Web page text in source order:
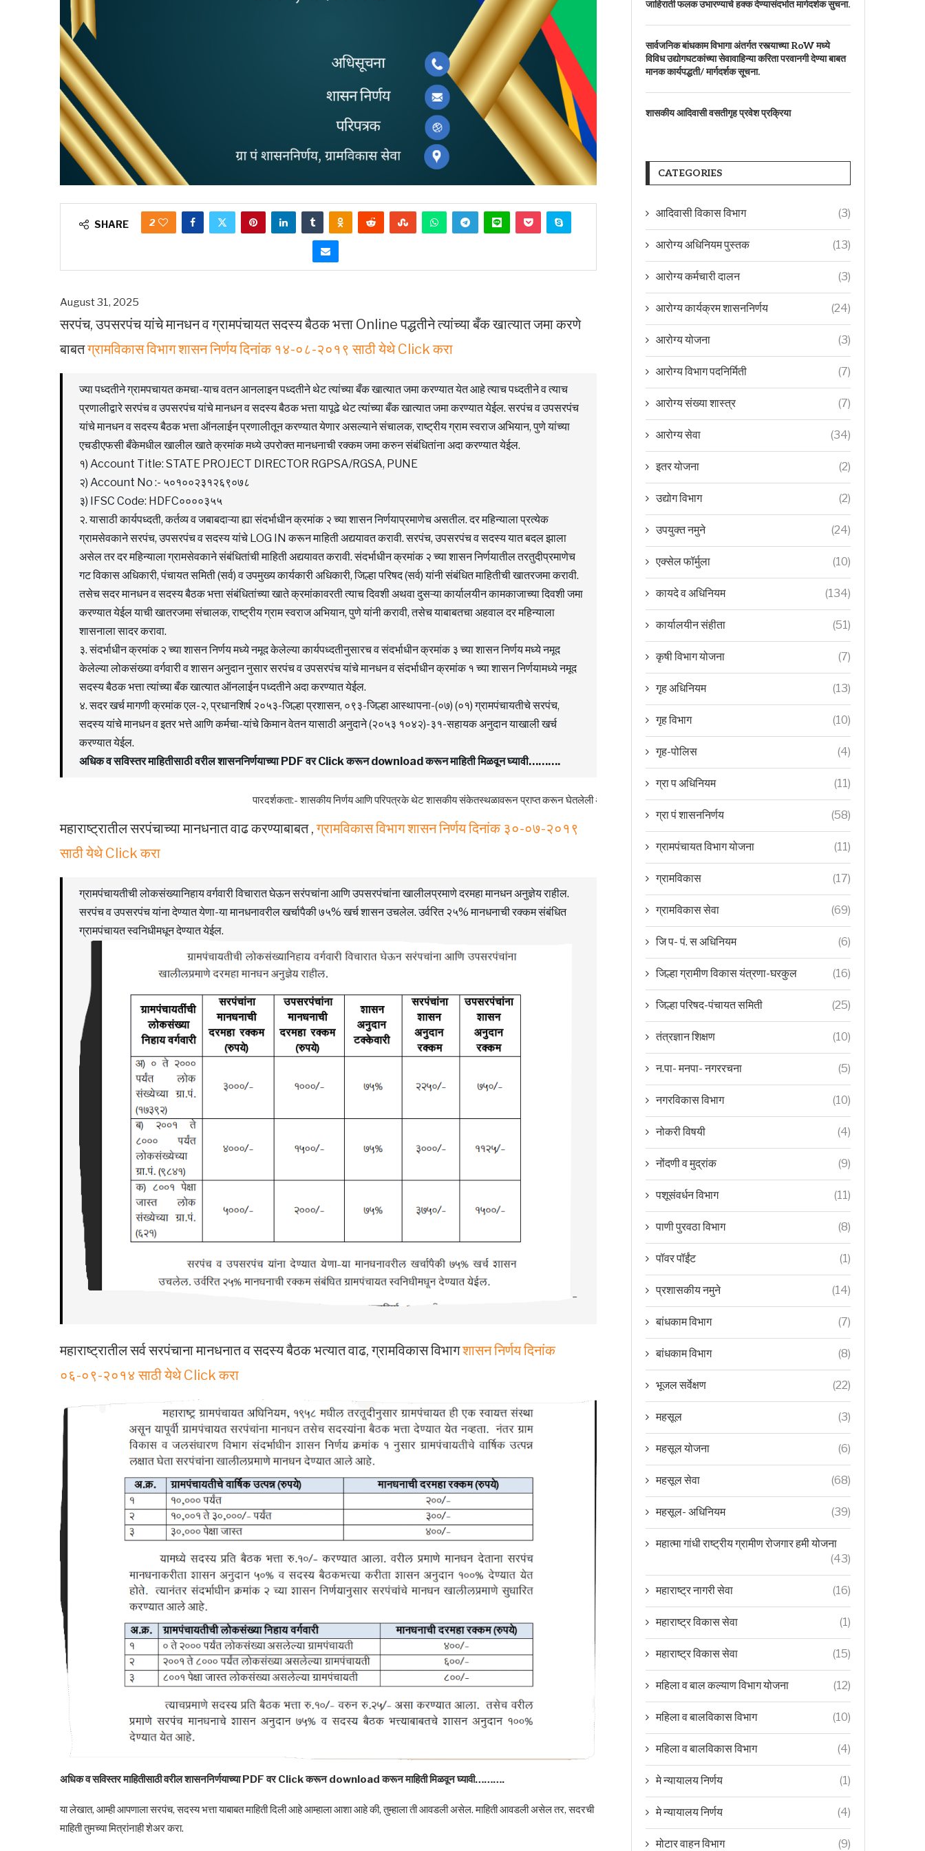
SHARE 2
August 31, 2025
सरपंच, उपसरपंच यांचे मानधन व ग्रामपंचायत सदस्य बैठक भत्ता Online पद्धतीने त्यांच्या बँक खात्यात जमा करणे
बाबतग्रामविकास विभाग शासन निर्णय दिनांक १४-०८-२०१९ साठी येथे Click करा
ज्या पध्दतीने ग्रामपचायत कमचा-याच वतन आनलाइन पध्दतीने थेट त्यांच्या बँक खात्यात जमा करण्यात येत आहे त्याच पध्दतीने व त्याच
प्रणालीद्वारे सरपंच व उपसरपंच यांचे मानधन व सदस्य बैठक भत्ता यापूढे थेट त्यांच्या बँक खात्यात जमा करण्यात येईल. सरपंच व उपसरपंच
यांचे मानधन व सदस्य बैठक भत्ता ऑनलाईन प्रणालीतून करण्यात येणार असल्याने संचालक, राष्ट्रीय ग्राम स्वराज अभियान, पुणे यांच्या
एचडीएफसी बँकेमधील खालील खाते क्रमांक मध्ये उपरोक्त मानधनाची रक्कम जमा करुन संबंधितांना अदा करण्यात येईल.
१) Account Title: STATE PROJECT DIRECTOR RGPSA/RGSA, PUNE
२) Account No :- ५०१००२३१२६९०७८
३) IFSC Code: HDFC००००३५५
२. यासाठी कार्यपध्दती, कर्तव्य व जबाबदाऱ्या ह्या संदर्भाधीन क्रमांक २ च्या शासन निर्णयाप्रमाणेच असतील. दर महिन्याला प्रत्येक
ग्रामसेवकाने सरपंच, उपसरपंच व सदस्य यांचे LOG IN करून माहिती अद्ययावत करावी. सरपंच, उपसरपंच व सदस्य यात बदल झाला
असेल तर दर महिन्याला ग्रामसेवकाने संबंधितांची माहिती अद्ययावत करावी. संदर्भाधीन क्रमांक २ च्या शासन निर्णयातील तरतुदीप्रमाणेच
गट विकास अधिकारी, पंचायत समिती (सर्व) व उपमुख्य कार्यकारी अधिकारी, जिल्हा परिषद (सर्व) यांनी संबंधित माहितीची खातरजमा करावी.
तसेच सदर मानधन व सदस्य बैठक भत्ता संबंधितांच्या खाते क्रमांकावरती त्याच दिवशी अथवा दुसऱ्या कार्यालयीन कामकाजाच्या दिवशी जमा
करण्यात येईल याची खातरजमा संचालक, राष्ट्रीय ग्राम स्वराज अभियान, पुणे यांनी करावी, तसेच याबाबतचा अहवाल दर महिन्याला
शासनाला सादर करावा.
३. संदर्भाधीन क्रमांक २ च्या शासन निर्णय मध्ये नमूद केलेल्या कार्यपध्दतीनुसारच व संदर्भाधीन क्रमांक ३ च्या शासन निर्णय मध्ये नमूद
केलेल्या लोकसंख्या वर्गवारी व शासन अनुदान नुसार सरपंच व उपसरपंच यांचे मानधन व संदर्भाधीन क्रमांक १ च्या शासन निर्णयामध्ये नमूद
सदस्य बैठक भत्ता त्यांच्या बँक खात्यात ऑनलाईन पध्दतीने अदा करण्यात येईल.
४. सदर खर्च मागणी क्रमांक एल-२, प्रधानशिर्ष २०५३-जिल्हा प्रशासन, ०९३-जिल्हा आस्थापना-(०७) (०१) ग्रामपंचायतीचे सरपंच,
सदस्य यांचे मानधन व इतर भत्ते आणि कर्मचा-यांचे किमान वेतन यासाठी अनुदाने (२०५३ १०४२)-३१-सहायक अनुदान याखाली खर्च
करण्यात येईल.
अधिक व सविस्तर माहितीसाठी वरील शासननिर्णयाच्या PDF वर Click करून download करून माहिती मिळवून घ्यावी……….
पारदर्शकता:- शासकीय निर्णय आणि परिपत्रके थेट शासकीय संकेतस्थळावरून प्राप्त करून घेतलेली असल्याने त्यात कोणताही बदल केलेला नाही असे वेबसाइट स्पष्टपणे नमूद करते. तसेच ह्या संकेतस्थळाचा कोणताही
महाराष्ट्रातील सरपंचाच्या मानधनात वाढ करण्याबाबत ,ग्रामविकास विभाग शासन निर्णय दिनांक ३०-०७-२०१९
साठी येथे Click करा
ग्रामपंचायतीची लोकसंख्यानिहाय वर्गवारी विचारात घेऊन सरंपचांना आणि उपसरपंचांना खालीलप्रमाणे दरमहा मानधन अनुज्ञेय राहील.
सरपंच व उपसरपंच यांना देण्यात येणा-या मानधनावरील खर्चापैकी ७५% खर्च शासन उचलेल. उर्वरित २५% मानधनाची रक्कम संबंधित
ग्रामपंचायत स्वनिधीमधून देण्यात येईल.
महाराष्ट्रातील सर्व सरपंचाना मानधनात व सदस्य बैठक भत्यात वाढ, ग्रामविकास विभागशासन निर्णय दिनांक
०६-०९-२०१४ साठी येथे Click करा
अधिक व सविस्तर माहितीसाठी वरील शासननिर्णयाच्या PDF वर Click करून download करून माहिती मिळवून घ्यावी……….
या लेखात, आम्ही आपणाला सरपंच, सदस्य भत्ता याबाबत माहिती दिली आहे आम्हाला आशा आहे की, तुम्हाला ती आवडली असेल. माहिती आवडली असेल तर, सदरची
माहिती तुमच्या मित्रांनाही शेअर करा.
जाहिराती फलक उभारण्याचे हक्क देण्यासंदर्भात मार्गदर्शक सुचना.
सार्वजनिक बांधकाम विभागा अंतर्गत रस्त्याच्या RoW मध्ये
विविध उद्योगघटकांच्या सेवावाहिन्या करिता परवानगी देण्या बाबत
मानक कार्यपद्धती/ मार्गदर्शक सूचना.
शासकीय आदिवासी वसतीगृह प्रवेश प्रक्रिया
CATEGORIES
आदिवासी विकास विभाग (3)
आरोग्य अधिनियम पुस्तक (13)
आरोग्य कर्मचारी दालन (3)
आरोग्य कार्यक्रम शासननिर्णय (24)
आरोग्य योजना (3)
आरोग्य विभाग पदनिर्मिती (7)
आरोग्य संख्या शास्त्र (7)
आरोग्य सेवा (34)
इतर योजना (2)
उद्योग विभाग (2)
उपयुक्त नमुने (24)
एक्सेल फॉर्मुला (10)
कायदे व अधिनियम (134)
कार्यालयीन संहीता (51)
कृषी विभाग योजना (7)
गृह अधिनियम (13)
गृह विभाग (10)
गृह-पोलिस (4)
ग्रा प अधिनियम (11)
ग्रा पं शासननिर्णय (58)
ग्रामपंचायत विभाग योजना (11)
ग्रामविकास (17)
ग्रामविकास सेवा (69)
जि प- पं. स अधिनियम (6)
जिल्हा ग्रामीण विकास यंत्रणा-घरकुल (16)
जिल्हा परिषद-पंचायत समिती (25)
तंत्रज्ञान शिक्षण (10)
न.पा- मनपा- नगररचना (5)
नगरविकास विभाग (10)
नोकरी विषयी (4)
नोंदणी व मुद्रांक (9)
पशूसंवर्धन विभाग (11)
पाणी पुरवठा विभाग (8)
पॉवर पॉईंट (1)
प्रशासकीय नमुने (14)
बांधकाम विभाग (7)
बांधकाम विभाग (8)
भूजल सर्वेक्षण (22)
महसूल (3)
महसूल योजना (6)
महसूल सेवा (68)
महसूल- अधिनियम (39)
महात्मा गांधी राष्ट्रीय ग्रामीण रोजगार हमी योजना
(43)
महाराष्ट्र नागरी सेवा (16)
महाराष्ट्र विकास सेवा (1)
महाराष्ट्र विकास सेवा (15)
महिला व बाल कल्याण विभाग योजना (12)
महिला व बालविकास विभाग (10)
महिला व बालविकास विभाग (4)
मे न्यायालय निर्णय (1)
मे न्यायालय निर्णय (4)
मोटार वाहन विभाग (9)